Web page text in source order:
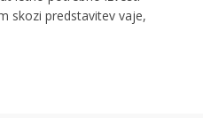
skozi predstavitev vaje,